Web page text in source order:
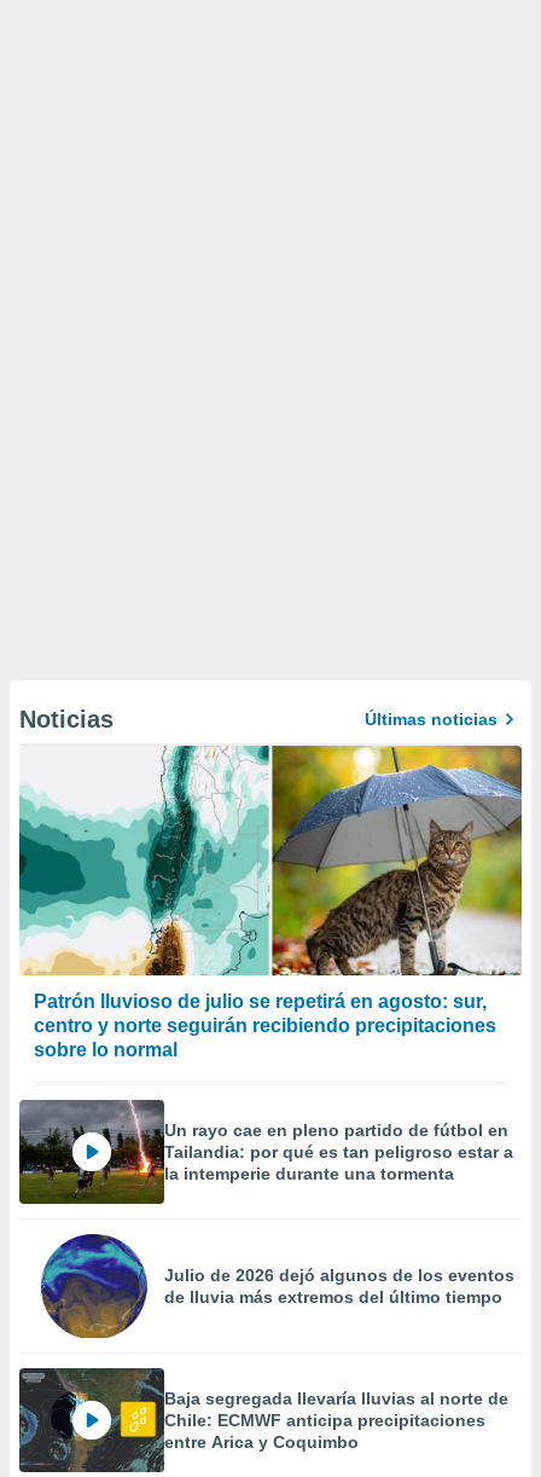
Noticias Últimas noticias
Patrón lluvioso de julio se repetirá en agosto: sur,
centro y norte seguirán recibiendo precipitaciones
sobre lo normal
Un rayo cae en pleno partido de fútbol en
Tailandia: por qué es tan peligroso estar a
la intemperie durante una tormenta
Julio de 2026 dejó algunos de los eventos
de lluvia más extremos del último tiempo
Baja segregada llevaría lluvias al norte de
Chile: ECMWF anticipa precipitaciones
entre Arica y Coquimbo